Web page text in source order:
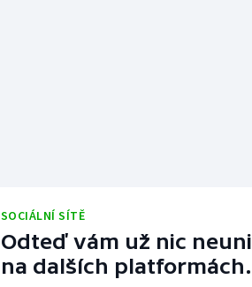
SOCIÁLNÍ SÍTĚ
Odteď vám už nic
na dalších platformách.